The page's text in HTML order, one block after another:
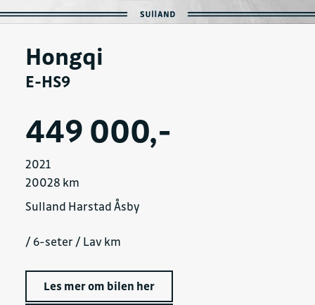
Hongqi
E-HS9
449 000,-
2021
20028 km
Sulland Harstad Åsby
/ 6-seter / Lav km
Les mer om bilen her